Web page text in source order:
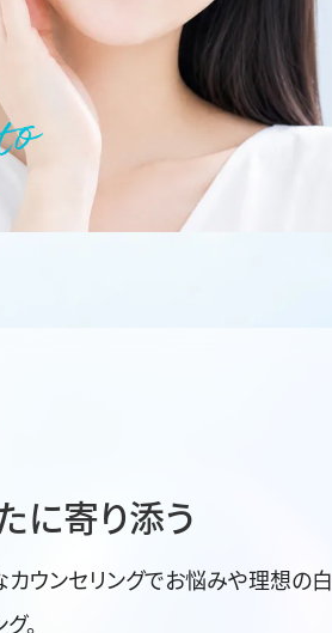
に寄り添う
カウンセリングでお悩みや理想の白
。